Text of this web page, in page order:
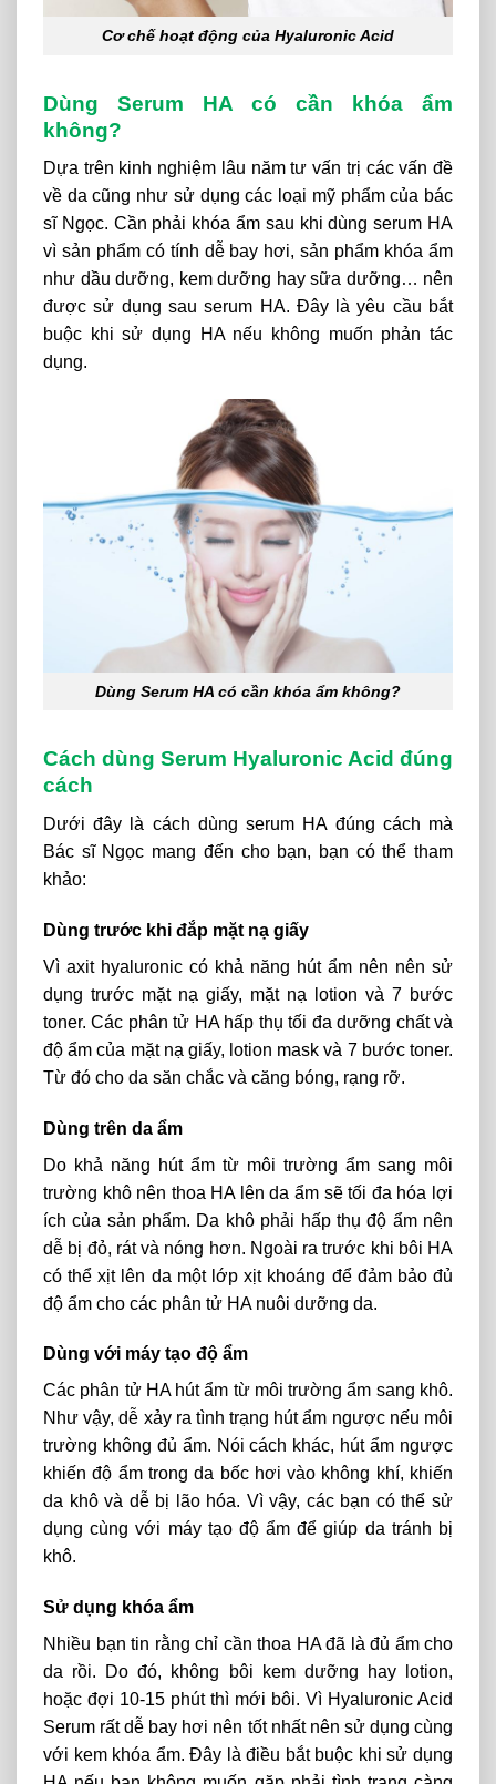
Cơ chế hoạt động của Hyaluronic Acid
Dùng Serum HA có cần khóa ẩm
không?
Dựa trên kinh nghiệm lâu năm tư vấn trị các vấn đề
về da cũng như sử dụng các loại mỹ phẩm của bác
sĩ Ngọc. Cần phải khóa ẩm sau khi dùng serum HA
vì sản phẩm có tính dễ bay hơi, sản phẩm khóa ẩm
như dầu dưỡng, kem dưỡng hay sữa dưỡng… nên
được sử dụng sau serum HA. Đây là yêu cầu bắt
buộc khi sử dụng HA nếu không muốn phản tác
dụng.
Dùng Serum HA có cần khóa ẩm không?
Cách dùng Serum Hyaluronic Acid đúng
cách
Dưới đây là cách dùng serum HA đúng cách mà
Bác sĩ Ngọc mang đến cho bạn, bạn có thể tham
khảo:
Dùng trước khi đắp mặt nạ giấy
Vì axit hyaluronic có khả năng hút ẩm nên nên sử
dụng trước mặt nạ giấy, mặt nạ lotion và 7 bước
toner. Các phân tử HA hấp thụ tối đa dưỡng chất và
độ ẩm của mặt nạ giấy, lotion mask và 7 bước toner.
Từ đó cho da săn chắc và căng bóng, rạng rỡ.
Dùng trên da ẩm
Do khả năng hút ẩm từ môi trường ẩm sang môi
trường khô nên thoa HA lên da ẩm sẽ tối đa hóa lợi
ích của sản phẩm. Da khô phải hấp thụ độ ẩm nên
dễ bị đỏ, rát và nóng hơn. Ngoài ra trước khi bôi HA
có thể xịt lên da một lớp xịt khoáng để đảm bảo đủ
độ ẩm cho các phân tử HA nuôi dưỡng da.
Dùng với máy tạo độ ẩm
Các phân tử HA hút ẩm từ môi trường ẩm sang khô.
Như vậy, dễ xảy ra tình trạng hút ẩm ngược nếu môi
trường không đủ ẩm. Nói cách khác, hút ẩm ngược
khiến độ ẩm trong da bốc hơi vào không khí, khiến
da khô và dễ bị lão hóa. Vì vậy, các bạn có thể sử
dụng cùng với máy tạo độ ẩm để giúp da tránh bị
khô.
Sử dụng khóa ẩm
Nhiều bạn tin rằng chỉ cần thoa HA đã là đủ ẩm cho
da rồi. Do đó, không bôi kem dưỡng hay lotion,
hoặc đợi 10-15 phút thì mới bôi. Vì Hyaluronic Acid
Serum rất dễ bay hơi nên tốt nhất nên sử dụng cùng
với kem khóa ẩm. Đây là điều bắt buộc khi sử dụng